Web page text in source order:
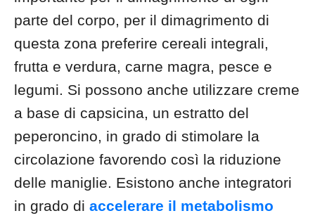
parte del corpo, per il dimagrimento di
questa zona preferire cereali integrali,
frutta e verdura, carne magra, pesce e
legumi. Si possono anche utilizzare creme
a base di capsicina, un estratto del
peperoncino, in grado di stimolare la
circolazione favorendo così la riduzione
delle maniglie. Esistono anche integratori
in grado di accelerare il metabolismo